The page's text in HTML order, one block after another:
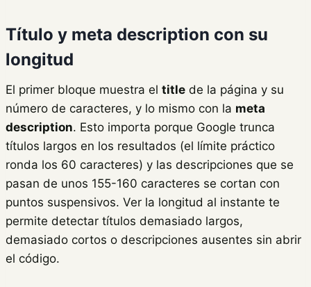
Título y meta description con su
longitud
El primer bloque muestra el title de la página y su
número de caracteres, y lo mismo con la meta
description. Esto importa porque Google trunca
títulos largos en los resultados (el límite práctico
ronda los 60 caracteres) y las descripciones que se
pasan de unos 155-160 caracteres se cortan con
puntos suspensivos. Ver la longitud al instante te
permite detectar títulos demasiado largos,
demasiado cortos o descripciones ausentes sin abrir
el código.